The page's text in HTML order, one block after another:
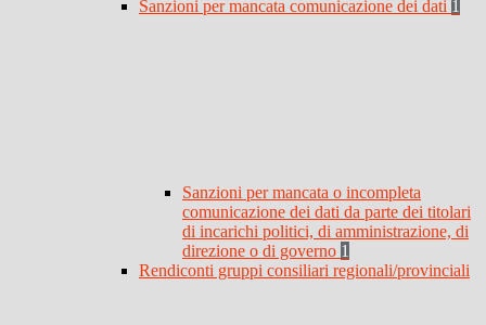
Sanzioni per mancata comunicazione dei dati 1
Sanzioni per mancata o incompleta
comunicazione dei dati da parte dei titolari
di incarichi politici, di amministrazione, di
direzione o di governo 1
Rendiconti gruppi consiliari regionali/provinciali